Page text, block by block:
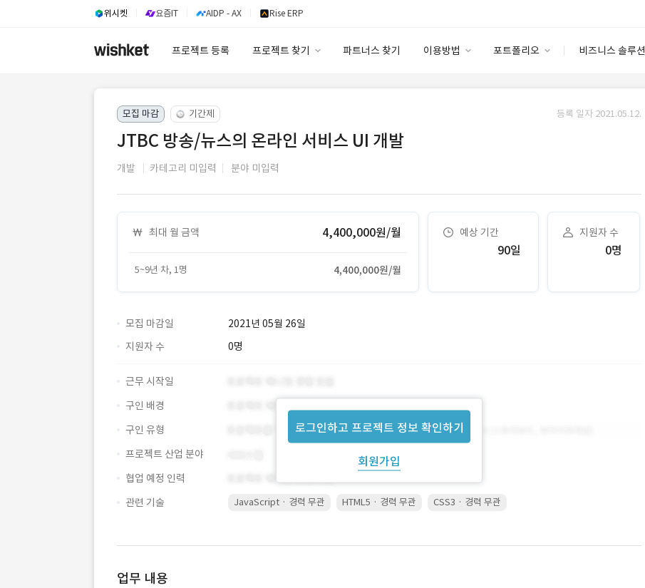
위시켓 요즘IT AIDP - AX Rise ERP
프로젝트 등록 프로젝트 찾기 파트너스 찾기 이용방법 포트폴리오 비즈니스 솔루션
안심 코드 케어
모집 마감 기간제 등록 일자 2021.05.12.
JTBC 방송/뉴스의 온라인 서비스 UI 개발
개발 카테고리 미입력 분야 미입력
최대 월 금액 4,400,000원/월
5~9년 차, 1명 4,400,000원/월
예상 기간
90일
지원자 수
0명
모집 마감일
2021년 05월 26일
지원자 수
0명
로그인하고 프로젝트 정보 확인하기
회원가입
근무 시작일
구인 배경
구인 유형
프로젝트 산업 분야
협업 예정 인력
관련 기술
JavaScript · 경력 무관 HTML5 · 경력 무관 CSS3 · 경력 무관
업무 내용